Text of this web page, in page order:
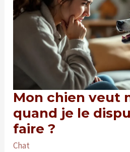
7
raisons
possibles
Mon chien veut
quand je le
faire ?
Chat